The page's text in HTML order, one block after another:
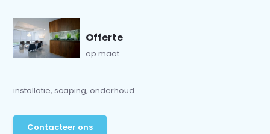
Offerte
op maat
installatie, scaping, onderhoud...
Contacteer ons